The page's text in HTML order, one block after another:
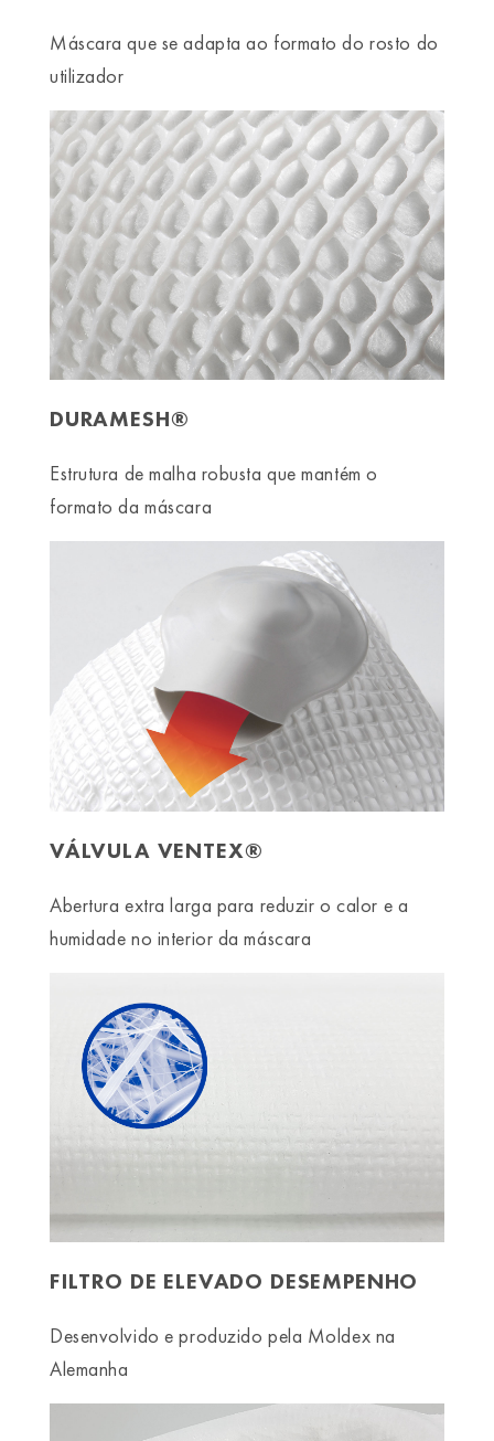
Máscara que se adapta ao formato do rosto do
utilizador
DURAMESH®
Estrutura de malha robusta que mantém o
formato da máscara
VÁLVULA VENTEX®
Abertura extra larga para reduzir o calor e a
humidade no interior da máscara
FILTRO DE ELEVADO DESEMPENHO
Desenvolvido e produzido pela Moldex na
Alemanha